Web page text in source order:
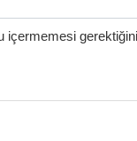
gerektiğini